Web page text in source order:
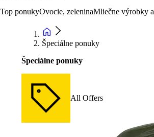
Top ponukyOvocie, zeleninaMliečne výrobky
Špeciálne ponuky
Špeciálne ponuky
All Offers